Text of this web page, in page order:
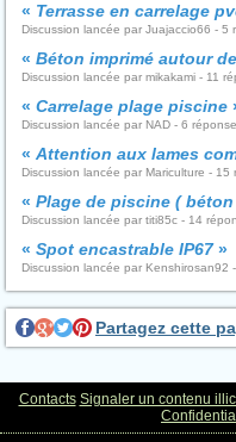
« Terrasse en carrelage
Discussion lancée par Juajaccio66 - 5
« Béton imprimé autour
Discussion lancée par mikakami - 11
« Carrelage plage piscine
Discussion lancée par NAD - 6
« Attention aux lames
Discussion lancée par Mariculture - 15
« Plage de piscine (
Discussion lancée par titi85c - 14
« Spot encastrable IP67»
Discussion lancée par Kenshirosan92
Partagez cette
Contacts Signaler un contenu